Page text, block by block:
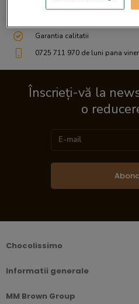
Livrare gratuita incepand cu 200
Garantia calitatii
0725 711 970 de luni pana
Înscrieți-vă la
o
Chocolissimo
Informatii generale
MM Brown Group